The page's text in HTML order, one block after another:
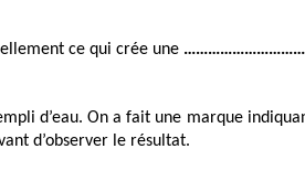
ce qui crée une
d’eau. On a fait une marque
d’observer le résultat.